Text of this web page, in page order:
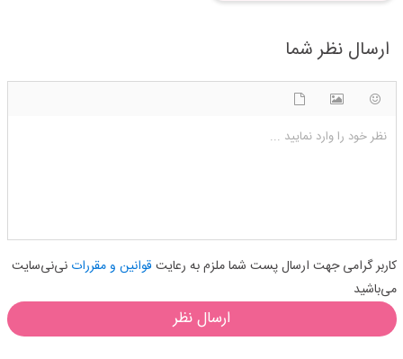
ارسال نظر شما
نظر خود را وارد نمایید ...
کاربر گرامی جهت ارسال پست شما ملزم به رعایت قوانین و مقرراتنی‌نی‌سایت
می‌باشید
ارسال نظر